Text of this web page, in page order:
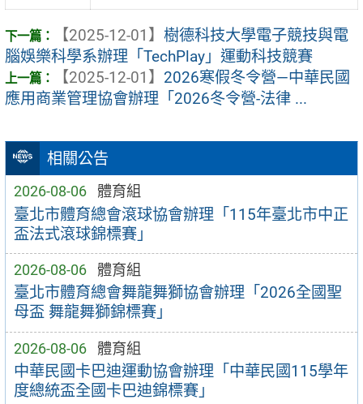
相關公告
2026-08-06 體育組
臺北市體育總會滾球協會辦理「115年臺北市中正
盃法式滾球錦標賽」
2026-08-06 體育組
臺北市體育總會舞龍舞獅協會辦理「2026全國聖
母盃 舞龍舞獅錦標賽」
2026-08-06 體育組
中華民國卡巴迪運動協會辦理「中華民國115學年
度總統盃全國卡巴迪錦標賽」
【2025-12-01】 樹德科技大學電子競技與電
腦娛樂科學系辦理「TechPlay」運動科技競賽
【2025-12-01】 2026寒假冬令營—中華民國
應用商業管理協會辦理「2026冬令營-法律 ...